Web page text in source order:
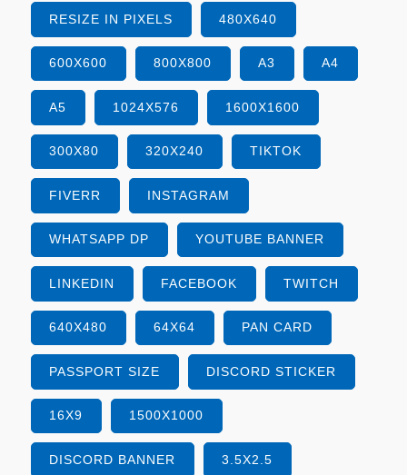
RESIZE IN PIXELS 480X640
600X600 800X800 A3 A4
A5 1024X576 1600X1600
300X80 320X240 TIKTOK
FIVERR INSTAGRAM
WHATSAPP DP YOUTUBE BANNER
LINKEDIN FACEBOOK TWITCH
640X480 64X64 PAN CARD
PASSPORT SIZE DISCORD STICKER
16X9 1500X1000
DISCORD BANNER 3.5X2.5